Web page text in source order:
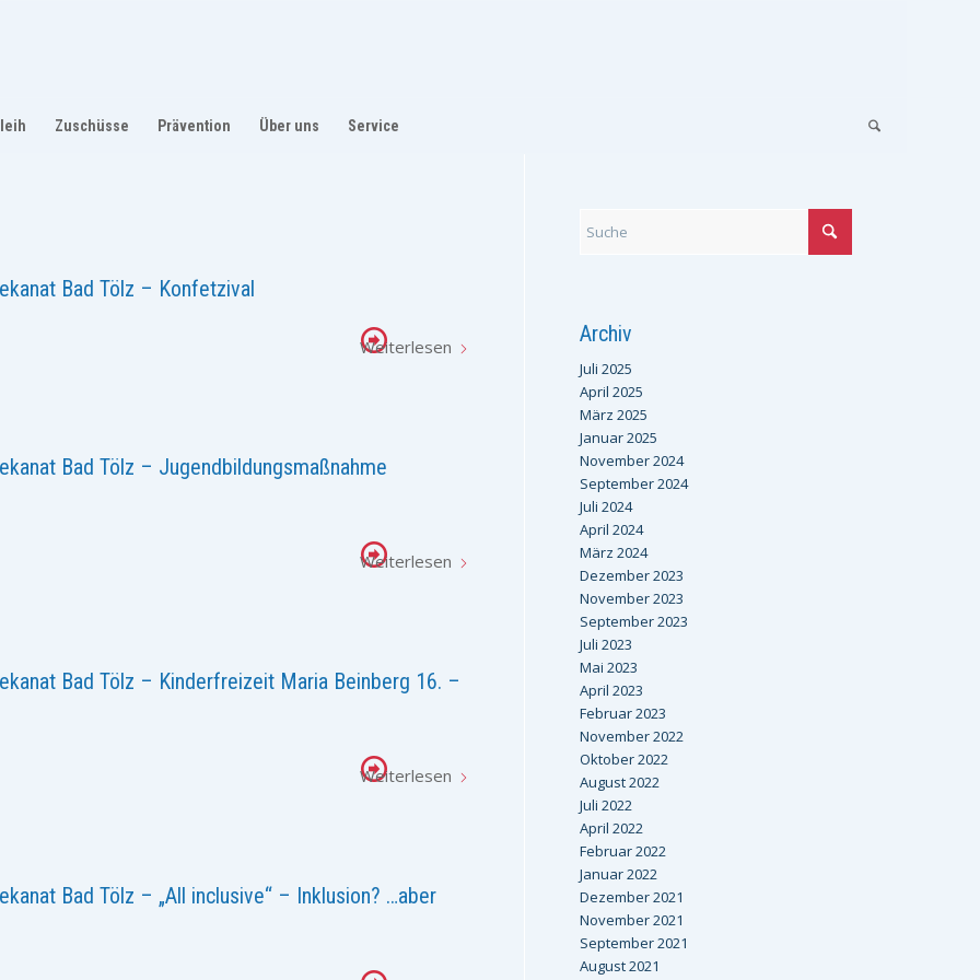
Zuschüsse Prävention Über uns Service
Bad Tölz – Konfetzival
Weiterlesen
Bad Tölz – Jugendbildungsmaßnahme
Weiterlesen
Bad Tölz – Kinderfreizeit Maria Beinberg 16. –
Weiterlesen
Bad Tölz – „All inclusive“ – Inklusion? …aber
Archiv
Juli 2025
April 2025
März 2025
Januar 2025
November 2024
September 2024
Juli 2024
April 2024
März 2024
Dezember 2023
November 2023
September 2023
Juli 2023
Mai 2023
April 2023
Februar 2023
November 2022
Oktober 2022
August 2022
Juli 2022
April 2022
Februar 2022
Januar 2022
Dezember 2021
November 2021
September 2021
August 2021